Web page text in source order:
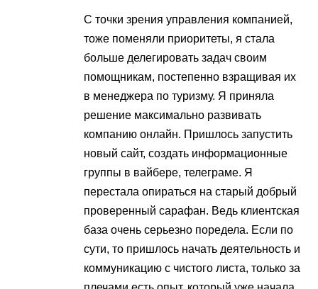
С точки зрения управления компанией,
тоже поменяли приоритеты, я стала
больше делегировать задач своим
помощникам, постепенно взращивая их
в менеджера по туризму. Я приняла
решение максимально развивать
компанию онлайн. Пришлось запустить
новый сайт, создать информационные
группы в вайбере, телеграме. Я
перестала опираться на старый добрый
проверенный сарафан. Ведь клиентская
база очень серьезно поредела. Если по
сути, то пришлось начать деятельность и
коммуникацию с чистого листа, только за